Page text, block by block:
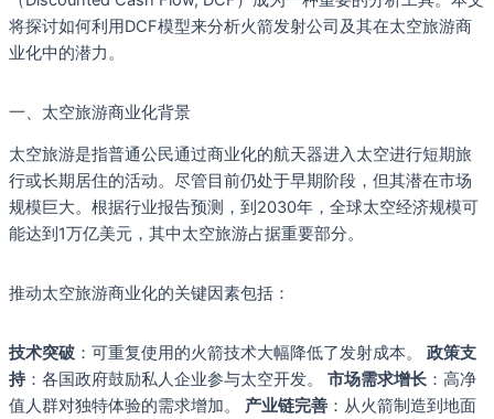
将探讨如何利用DCF模型来分析火箭发射公司及其在太空旅游商
业化中的潜力。
一、太空旅游商业化背景
太空旅游是指普通公民通过商业化的航天器进入太空进行短期旅
行或长期居住的活动。尽管目前仍处于早期阶段，但其潜在市场
规模巨大。根据行业报告预测，到2030年，全球太空经济规模可
能达到1万亿美元，其中太空旅游占据重要部分。
推动太空旅游商业化的关键因素包括：
技术突破 ：可重复使用的火箭技术大幅降低了发射成本。 政策支
持 ：各国政府鼓励私人企业参与太空开发。 市场需求增长 ：高净
值人群对独特体验的需求增加。 产业链完善 ：从火箭制造到地面